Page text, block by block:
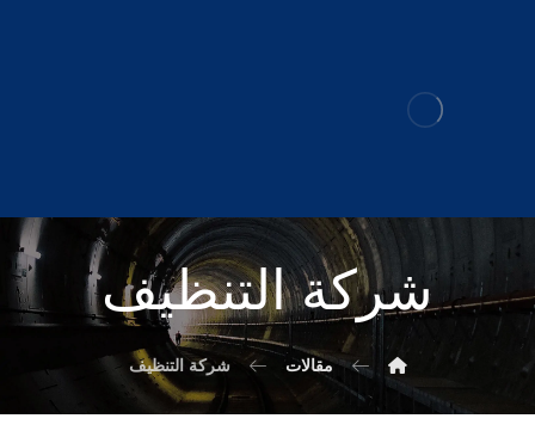
شركة التنظيف
مقالات شركة التنظيف